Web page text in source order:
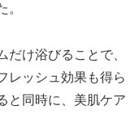
。
だけ浴びることで、
レッシュ効果も得ら
と同時に、美肌ケア